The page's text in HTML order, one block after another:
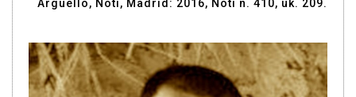
Argüello, Noti, Madrid: 2016, Noti n. 410, uk. 209.